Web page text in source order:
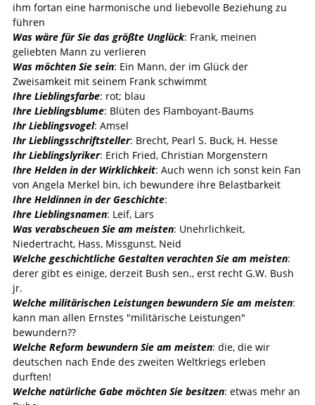
ihm fortan eine harmonische und liebevolle Beziehung zu
führen
Was wäre für Sie das größte Unglück: Frank, meinen
geliebten Mann zu verlieren
Was möchten Sie sein: Ein Mann, der im Glück der
Zweisamkeit mit seinem Frank schwimmt
Ihre Lieblingsfarbe: rot; blau
Ihre Lieblingsblume: Blüten des Flamboyant-Baums
Ihr Lieblingsvogel: Amsel
Ihr Lieblingsschriftsteller: Brecht, Pearl S. Buck, H. Hesse
Ihr Lieblingslyriker: Erich Fried, Christian Morgenstern
Ihre Helden in der Wirklichkeit: Auch wenn ich sonst kein Fan
von Angela Merkel bin, ich bewundere ihre Belastbarkeit
Ihre Heldinnen in der Geschichte:
Ihre Lieblingsnamen: Leif, Lars
Was verabscheuen Sie am meisten: Unehrlichkeit,
Niedertracht, Hass, Missgunst, Neid
Welche geschichtliche Gestalten verachten Sie am meisten:
derer gibt es einige, derzeit Bush sen., erst recht G.W. Bush
jr.
Welche militärischen Leistungen bewundern Sie am meisten:
kann man allen Ernstes "militärische Leistungen"
bewundern??
Welche Reform bewundern Sie am meisten: die, die wir
deutschen nach Ende des zweiten Weltkriegs erleben
durften!
Welche natürliche Gabe möchten Sie besitzen: etwas mehr an